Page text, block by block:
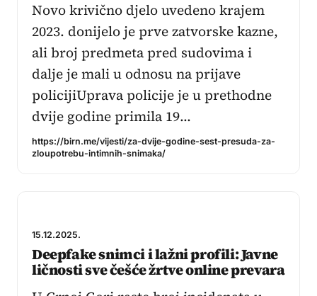
Novo krivično djelo uvedeno krajem
2023. donijelo je prve zatvorske kazne,
ali broj predmeta pred sudovima i
dalje je mali u odnosu na prijave
policijiUprava policije je u prethodne
dvije godine primila 19…
https://birn.me/vijesti/za-dvije-godine-sest-presuda-za-
zloupotrebu-intimnih-snimaka/
15.12.2025.
Deepfake snimci i lažni profili: Javne
ličnosti sve češće žrtve online prevara